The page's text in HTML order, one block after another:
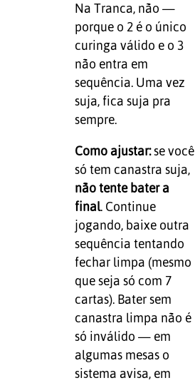
Na Tranca, não —
porque o 2 é o único
curinga válido e o 3
não entra em
sequência. Uma vez
suja, fica suja pra
sempre.
Como ajustar:se você
só tem canastra suja,
não tente bater a
final. Continue
jogando, baixe outra
sequência tentando
fechar limpa (mesmo
que seja só com 7
cartas). Bater sem
canastra limpa não é
só inválido — em
algumas mesas o
sistema avisa, em